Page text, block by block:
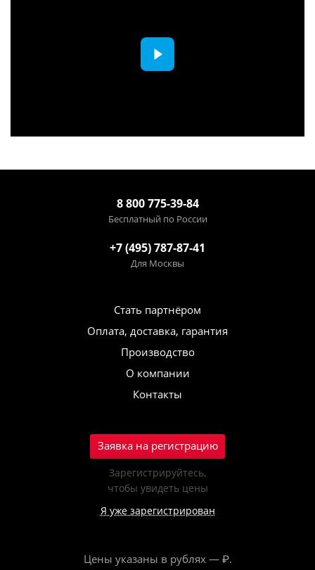
8 800 775-39-84
Бесплатный по России
+7 (495) 787-87-41
Для Москвы
Стать партнёром
Оплата, доставка, гарантия
Производство
О компании
Контакты
Заявка на регистрацию
Зарегистрируйтесь,
чтобы увидеть цены
Я уже зарегистрирован
Цены указаны в рублях — ₽.